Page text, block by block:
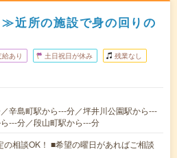
近所の施設で身の回りの
あり 土日祝日が休み 残業なし
辛島町駅から---分／坪井川公園駅から---
---分／段山町駅から---分
の相談OK！ ■希望の曜日があればご相談